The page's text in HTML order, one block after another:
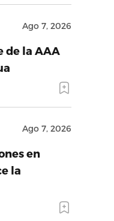
Ago 7, 2026
de la AAA
Ago 7, 2026
en
la